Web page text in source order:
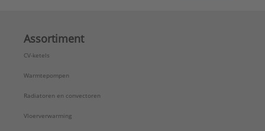
Assortiment
CV-ketels
Warmtepompen
Radiatoren en convectoren
Vloerverwarming